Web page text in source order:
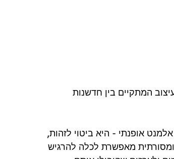
המתקיים בין חדשנות
אופנתי - היא ביטוי לזהות,
מאפשרת לכלה להרגיש